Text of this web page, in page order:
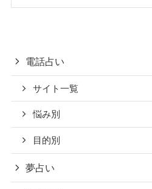
電話占い
サイト一覧
悩み別
目的別
夢占い